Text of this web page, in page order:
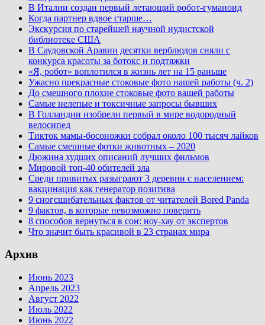
В Италии создан первый летающий робот-гуманоид
Когда партнер вдвое старше…
Экскурсия по старейшей научной нудистской
библиотеке США
В Саудовской Аравии десятки верблюдов сняли с
конкурса красоты за ботокс и подтяжки
«Я, робот» воплотился в жизнь лет на 15 раньше
Ужасно прекрасные стоковые фото нашей работы (ч. 2)
До смешного плохие стоковые фото вашей работы
Самые нелепые и токсичные запросы бывших
В Голландии изобрели первый в мире водородный
велосипед
Тикток мамы-босоножки собрал около 100 тысяч лайков
Самые смешные фотки животных – 2020
Дюжина худших описаний лучших фильмов
Мировой топ-40 обителей зла
Среди привитых разыграют 3 деревни с населением:
вакцинация как генератор позитива
9 сногсшибательных фактов от читателей Bored Panda
9 фактов, в которые невозможно поверить
8 способов вернуться в сон: ноу-хау от экспертов
Что значит быть красивой в 23 странах мира
Архив
Июнь 2023
Апрель 2023
Август 2022
Июль 2022
Июнь 2022